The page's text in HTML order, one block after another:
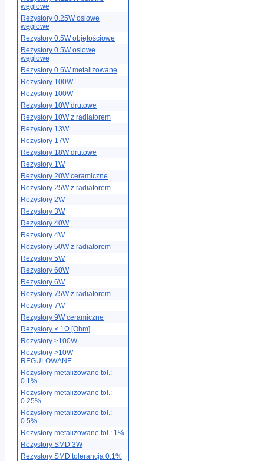
węglowe
Rezystory 0.25W osiowe
węglowe
Rezystory 0.5W objętościowe
Rezystory 0.5W osiowe
węglowe
Rezystory 0.6W metalizowane
Rezystory 100W
Rezystory 100W
Rezystory 10W drutowe
Rezystory 10W z radiatorem
Rezystory 13W
Rezystory 17W
Rezystory 18W drutowe
Rezystory 1W
Rezystory 20W ceramiczne
Rezystory 25W z radiatorem
Rezystory 2W
Rezystory 3W
Rezystory 40W
Rezystory 4W
Rezystory 50W z radiatorem
Rezystory 5W
Rezystory 60W
Rezystory 6W
Rezystory 75W z radiatorem
Rezystory 7W
Rezystory 9W ceramiczne
Rezystory < 1Ω [Ohm]
Rezystory >100W
Rezystory >10W
REGULOWANE
Rezystory metalizowane tol.:
0.1%
Rezystory metalizowane tol.:
0.25%
Rezystory metalizowane tol.:
0.5%
Rezystory metalizowane tol.: 1%
Rezystory SMD 3W
Rezystory SMD tolerancja 0.1%